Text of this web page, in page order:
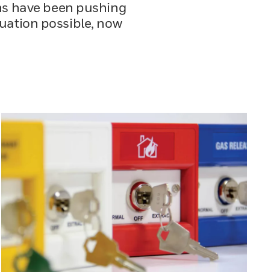
have been pushing
possible, now